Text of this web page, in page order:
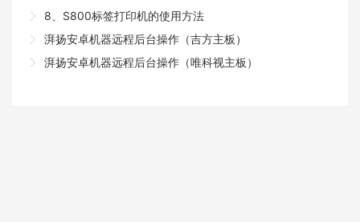
8、S800标签打印机的使用方法
湃扬安卓机器远程后台操作（吉方主板）
湃扬安卓机器远程后台操作（唯科视主板）